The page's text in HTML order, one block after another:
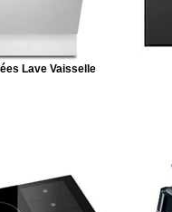
Lave Vaisselle